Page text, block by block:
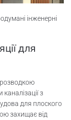
інженерні
для
з
для плоского
захищає від